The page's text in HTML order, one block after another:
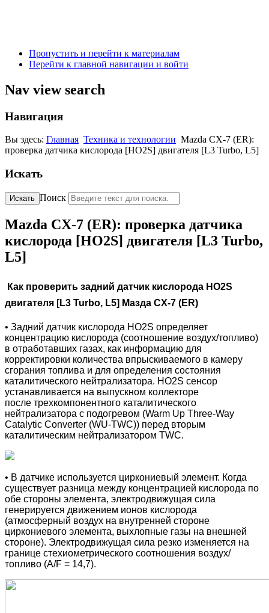
Пропустить и перейти к материалам
Перейти к главной навигации и войти
Nav view search
Навигация
Вы здесь: Главная Техника и технологии Mazda CX-7 (ER):
проверка датчика кислорода [HO2S] двигателя [L3 Turbo, L5]
Искать
Искать Поиск
Mazda CX-7 (ER): проверка датчика
кислорода [HO2S] двигателя [L3 Turbo,
L5]
Как проверить задний датчик кислорода HO2S
двигателя [L3 Turbo, L5] Мазда CX-7 (ER)
• Задний датчик кислорода HO2S определяет
концентрацию кислорода (соотношение воздух/топливо)
в отработавших газах, как информацию для
корректировки количества впрыскиваемого в камеру
сгорания топлива и для определения состояния
каталитического нейтрализатора. HO2S сенсор
устанавливается на выпускном коллекторе
после трехкомпонентного каталитического
нейтрализатора с подогревом (Warm Up Three-Way
Catalytic Converter (WU-TWC)) перед вторым
каталитическим нейтрализатором TWC.
• В датчике используется циркониевый элемент. Когда
существует разница между концентрацией кислорода по
обе стороны элемента, электродвижущая сила
генерируется движением ионов кислорода
(атмосферный воздух на внутренней стороне
циркониевого элемента, выхлопные газы на внешней
стороне). Электродвижущая сила резко изменяется на
границе стехиометрического соотношения воздух/
топливо (A/F = 14,7).